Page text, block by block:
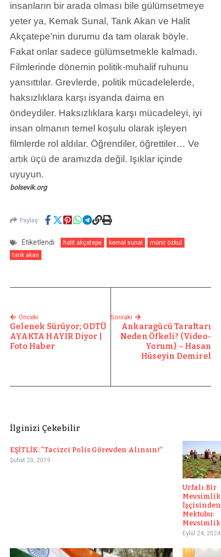
insanların bir arada olması bile gülümsetmeye
yeter ya, Kemak Sunal, Tarık Akan ve Halit
Akçatepe’nin durumu da tam olarak böyle.
Fakat onlar sadece gülümsetmekle kalmadı.
Filmlerinde dönemin politik-muhalif ruhunu
yansıttılar. Grevlerde, politik mücadelelerde,
haksızlıklara karşı isyanda daima en
öndeydiler. Haksızlıklara karşı mücadeleyi, iyi
insan olmanın temel koşulu olarak işleyen
filmlerde rol aldılar. Öğrendiler, öğrettiler… Ve
artık üçü de aramızda değil. Işıklar içinde
uyuyun.
bolsevik.org
Paylaş
Etiketlendi: halit akçatepe kemal sunal
münir özkul
tarık akan
Önceki
Gelenek Sürüyor; ODTÜ
AYAKTA HAYIR Diyor |
Foto Haber
Sonraki
Ankaragücü Taraftarı
Neden Öfkeli? (Video-
Yorum) – Hasan
Hüseyin Demirel
İlginizi Çekebilir
EŞİTLİK: “Tacizci Polis Görevden Alınsın!”
Şubat 20, 2019
Urfalı Bir
Mevsimlik
Mektubu:
Mevsimlik
Eylül 24, 2024